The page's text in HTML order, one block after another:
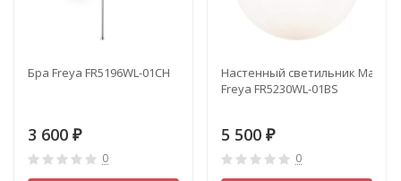
Бра Freya FR5196WL-01CH
3 600 ₽
0
Настенный светильник Marble
Freya FR5230WL-01BS
5 500 ₽
0